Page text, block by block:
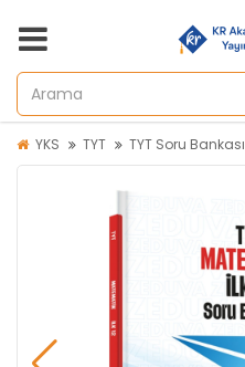
YKS TYT TYT Soru Bankası